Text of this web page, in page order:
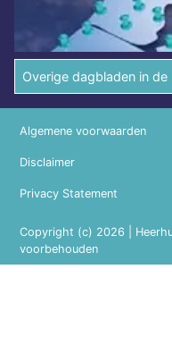
Overige dagbladen in de
Copyright (c) 2026 |
voorbehouden
Algemene voorwaarden
Disclaimer
Privacy Statement